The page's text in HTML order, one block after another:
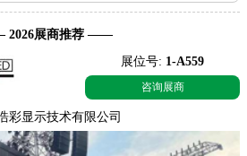
展商推荐 ——
展位号: 1-A559
咨询展商
彩显示技术有限公司